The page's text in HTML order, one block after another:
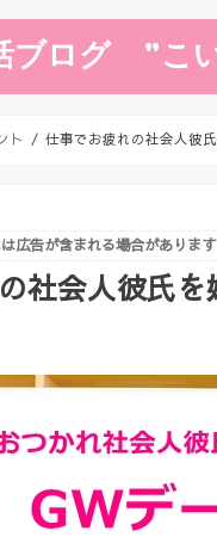
ブログ ”こ
ト 仕事でお疲れの社会人彼
広告が含まれる場合があります
社会人彼氏